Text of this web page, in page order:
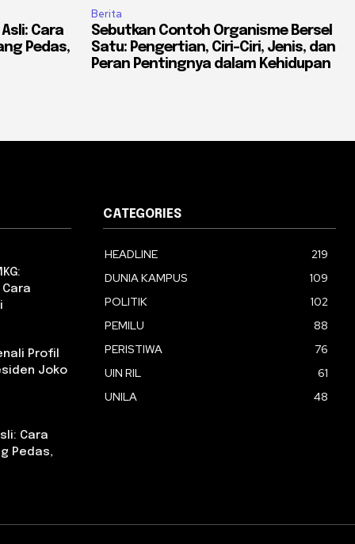
Cara
Pedas,
Berita
Sebutkan Contoh Organisme Bersel
Satu: Pengertian, Ciri-Ciri, Jenis, dan
Peran Pentingnya dalam Kehidupan
Profil
Joko
Cara
Pedas,
CATEGORIES
HEADLINE
219
DUNIA KAMPUS
109
POLITIK
102
PEMILU
88
PERISTIWA
76
UIN RIL
61
UNILA
48